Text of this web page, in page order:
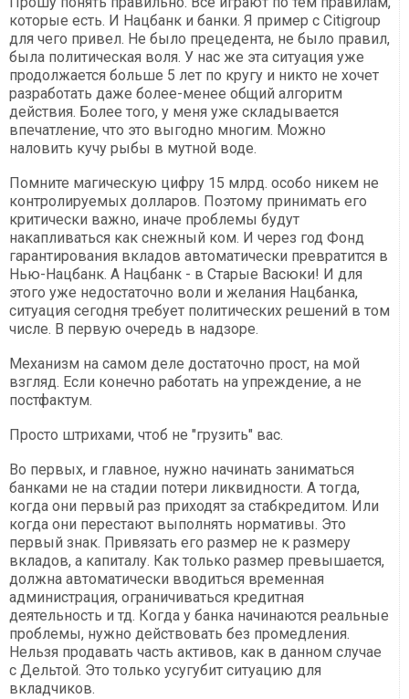
которые есть. И Нацбанк и банки. Я пример с Citigroup
для чего привел. Не было прецедента, не было правил,
была политическая воля. У нас же эта ситуация уже
продолжается больше 5 лет по кругу и никто не хочет
разработать даже более-менее общий алгоритм
действия. Более того, у меня уже складывается
впечатление, что это выгодно многим. Можно
наловить кучу рыбы в мутной воде.
Помните магическую цифру 15 млрд. особо никем не
контролируемых долларов. Поэтому принимать его
критически важно, иначе проблемы будут
накапливаться как снежный ком. И через год Фонд
гарантирования вкладов автоматически превратится в
Нью-Нацбанк. А Нацбанк - в Старые Васюки! И для
этого уже недостаточно воли и желания Нацбанка,
ситуация сегодня требует политических решений в том
числе. В первую очередь в надзоре.
Механизм на самом деле достаточно прост, на мой
взгляд. Если конечно работать на упреждение, а не
постфактум.
Просто штрихами, чтоб не "грузить" вас.
Во первых, и главное, нужно начинать заниматься
банками не на стадии потери ликвидности. А тогда,
когда они первый раз приходят за стабкредитом. Или
когда они перестают выполнять нормативы. Это
первый знак. Привязать его размер не к размеру
вкладов, а капиталу. Как только размер превышается,
должна автоматически вводиться временная
администрация, ограничиваться кредитная
деятельность и тд. Когда у банка начинаются реальные
проблемы, нужно действовать без промедления.
Нельзя продавать часть активов, как в данном случае
с Дельтой. Это только усугубит ситуацию для
вкладчиков.